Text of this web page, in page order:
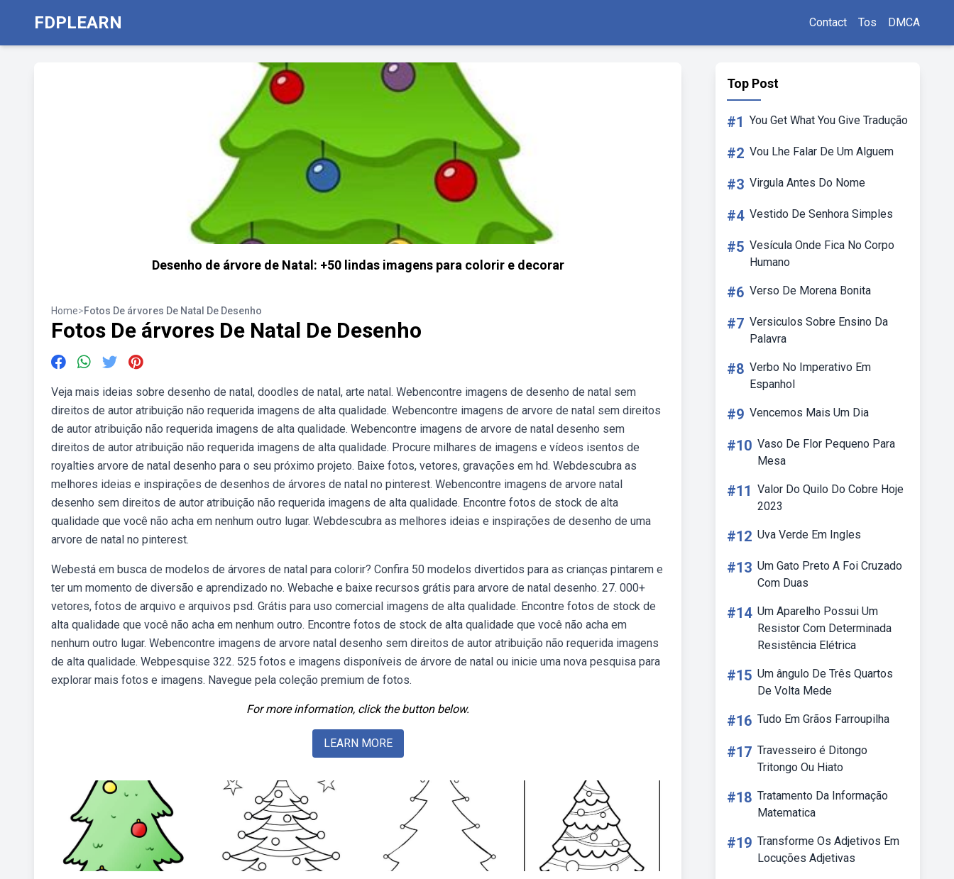
FDPLEARN Contact Tos DMCA
Desenho de árvore de Natal: +50 lindas imagens para colorir e decorar
Home>Fotos De árvores De Natal De Desenho
Fotos De árvores De Natal De Desenho
Veja mais ideias sobre desenho de natal, doodles de natal, arte natal. Webencontre imagens de desenho de natal sem
direitos de autor atribuição não requerida imagens de alta qualidade. Webencontre imagens de arvore de natal sem direitos
de autor atribuição não requerida imagens de alta qualidade. Webencontre imagens de arvore de natal desenho sem
direitos de autor atribuição não requerida imagens de alta qualidade. Procure milhares de imagens e vídeos isentos de
royalties arvore de natal desenho para o seu próximo projeto. Baixe fotos, vetores, gravações em hd. Webdescubra as
melhores ideias e inspirações de desenhos de árvores de natal no pinterest. Webencontre imagens de arvore natal
desenho sem direitos de autor atribuição não requerida imagens de alta qualidade. Encontre fotos de stock de alta
qualidade que você não acha em nenhum outro lugar. Webdescubra as melhores ideias e inspirações de desenho de uma
arvore de natal no pinterest.
Webestá em busca de modelos de árvores de natal para colorir? Confira 50 modelos divertidos para as crianças pintarem e
ter um momento de diversão e aprendizado no. Webache e baixe recursos grátis para arvore de natal desenho. 27. 000+
vetores, fotos de arquivo e arquivos psd. Grátis para uso comercial imagens de alta qualidade. Encontre fotos de stock de
alta qualidade que você não acha em nenhum outro. Encontre fotos de stock de alta qualidade que você não acha em
nenhum outro lugar. Webencontre imagens de arvore natal desenho sem direitos de autor atribuição não requerida imagens
de alta qualidade. Webpesquise 322. 525 fotos e imagens disponíveis de árvore de natal ou inicie uma nova pesquisa para
explorar mais fotos e imagens. Navegue pela coleção premium de fotos.
For more information, click the button below.
LEARN MORE
Top Post
#1 You Get What You Give Tradução
#2 Vou Lhe Falar De Um Alguem
#3 Virgula Antes Do Nome
#4 Vestido De Senhora Simples
#5 Vesícula Onde Fica No Corpo
Humano
#6 Verso De Morena Bonita
#7 Versiculos Sobre Ensino Da
Palavra
#8 Verbo No Imperativo Em
Espanhol
#9 Vencemos Mais Um Dia
#10 Vaso De Flor Pequeno Para
Mesa
#11 Valor Do Quilo Do Cobre Hoje
2023
#12 Uva Verde Em Ingles
#13 Um Gato Preto A Foi Cruzado
Com Duas
#14 Um Aparelho Possui Um
Resistor Com Determinada
Resistência Elétrica
#15 Um ângulo De Três Quartos
De Volta Mede
#16 Tudo Em Grãos Farroupilha
#17 Travesseiro é Ditongo
Tritongo Ou Hiato
#18 Tratamento Da Informação
Matematica
#19 Transforme Os Adjetivos Em
Locuções Adjetivas